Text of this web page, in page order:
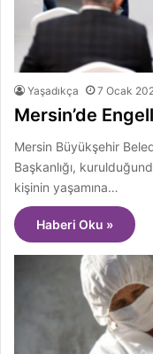
Yaşadıkça 7 Ocak
Mersin’de
Mersin Büyükşehir
Başkanlığı,
kişinin yaşamına…
Haberi Oku »